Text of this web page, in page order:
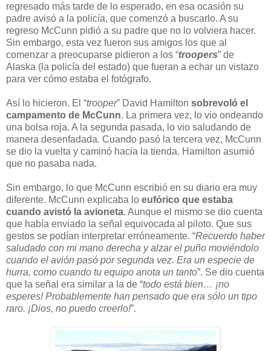
regresado más tarde de lo esperado, en esa ocasión su
padre avisó a la policía, que comenzó a buscarlo. A su
regreso McCunn pidió a su padre que no lo volviera hacer.
Sin embargo, esta vez fueron sus amigos los que al
comenzar a preocuparse pidieron a los “troopers” de
Alaska (la policía del estado) que fueran a echar un vistazo
para ver cómo estaba el fotógrafo.
Así lo hicieron. El “trooper” David Hamilton sobrevoló el
campamento de McCunn. La primera vez, lo vio ondeando
una bolsa roja. A la segunda pasada, lo vio saludando de
manera desenfadada. Cuando pasó la tercera vez, McCunn
se dio la vuelta y caminó hacia la tienda. Hamilton asumió
que no pasaba nada.
Sin embargo, lo que McCunn escribió en su diario era muy
diferente. McCunn explicaba lo eufórico que estaba
cuando avistó la avioneta. Aunque el mismo se dio cuenta
que había enviado la señal equivocada al piloto. Que sus
gestos se podían interpretar erróneamente. “Recuerdo haber
saludado con mi mano derecha y alzar el puño moviéndolo
cuando el avión pasó por segunda vez. Era un especie de
hurra, como cuando tu equipo anota un tanto”. Se dio cuenta
que la señal era similar a la de “todo está bien… ¡no
esperes! Probablemente han pensado que era sólo un tipo
raro. ¡Dios, no puedo creerlo!”.